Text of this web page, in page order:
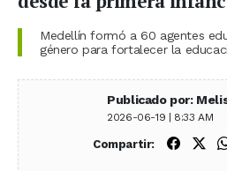
Medellín formó a 60 agentes
género para fortalecer la
Publicado por:
2026-06-19 | 8:33 AM
Compartir: